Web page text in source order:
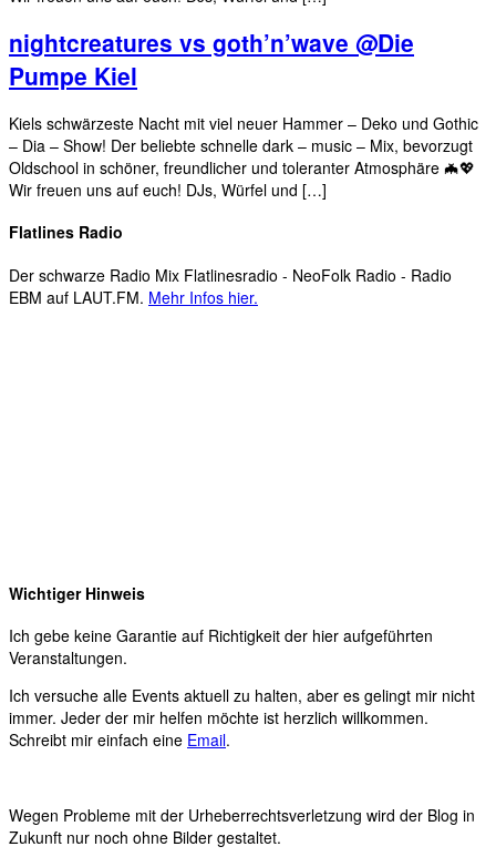
nightcreatures vs goth’n’wave @Die
Pumpe Kiel
Kiels schwärzeste Nacht mit viel neuer Hammer – Deko und Gothic
– Dia – Show! Der beliebte schnelle dark – music – Mix, bevorzugt
Oldschool in schöner, freundlicher und toleranter Atmosphäre 🦇💖
Wir freuen uns auf euch! DJs, Würfel und […]
Flatlines Radio
Der schwarze Radio Mix Flatlinesradio - NeoFolk Radio - Radio
EBM auf LAUT.FM. Mehr Infos hier.
Wichtiger Hinweis
Ich gebe keine Garantie auf Richtigkeit der hier aufgeführten
Veranstaltungen.
Ich versuche alle Events aktuell zu halten, aber es gelingt mir nicht
immer. Jeder der mir helfen möchte ist herzlich willkommen.
Schreibt mir einfach eine Email.
Wegen Probleme mit der Urheberrechtsverletzung wird der Blog in
Zukunft nur noch ohne Bilder gestaltet.